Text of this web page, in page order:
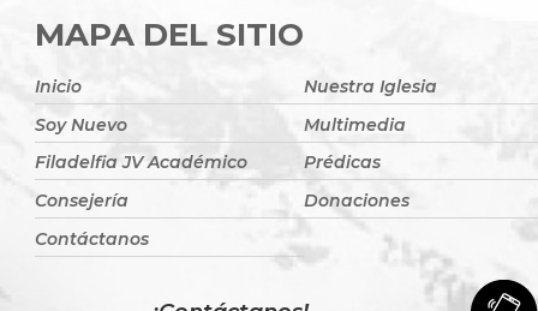
MAPA DEL SITIO
Inicio
Nuestra Iglesia
Soy Nuevo
Multimedia
Filadelfia JV Académico
Prédicas
Consejería
Donaciones
Contáctanos